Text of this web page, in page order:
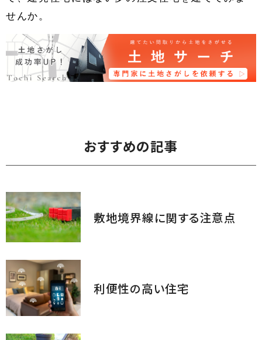
せんか。
おすすめの記事
敷地境界線に関する注意点
利便性の高い住宅